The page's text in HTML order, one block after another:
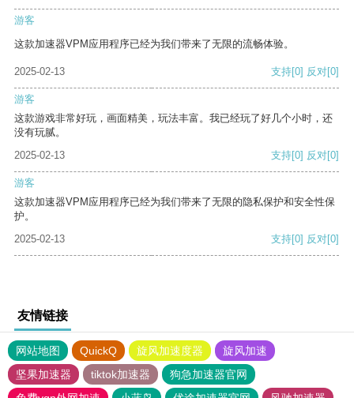
游客
这款加速器VPM应用程序已经为我们带来了无限的流畅体验。
2025-02-13 支持[0] 反对[0]
游客
这款游戏非常好玩，画面精美，玩法丰富。我已经玩了好几个小时，还
没有玩腻。
2025-02-13
支持[0] 反对[0]
游客
这款加速器VPM应用程序已经为我们带来了无限的隐私保护和安全性保
护。
2025-02-13
支持[0] 反对[0]
友情链接
网站地图 QuickQ 旋风加速度器
旋风加速
坚果加速器
tiktok加速器
狗急加速器官网